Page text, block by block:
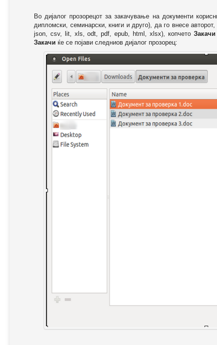
Во дијалог прозорецот за закачување на документи
дипломски, семинарски, книги и друго), да го внесе
json, csv, lit, xls, odt, pdf, epub, html, xlsx), копчето Закачи
Закачи ќе се појави следниов дијалог прозорец: